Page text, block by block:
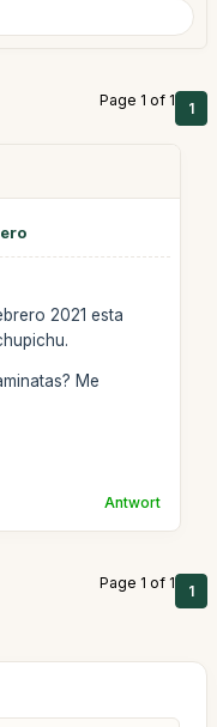
Page 1 of 1 1
2021 esta
Me
Antwort
Page 1 of 1 1